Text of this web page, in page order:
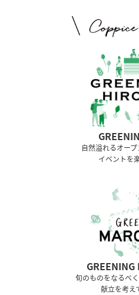
⾃然溢れるオー
イベントを
GREENING
旬のものをなるべ
献立を考え